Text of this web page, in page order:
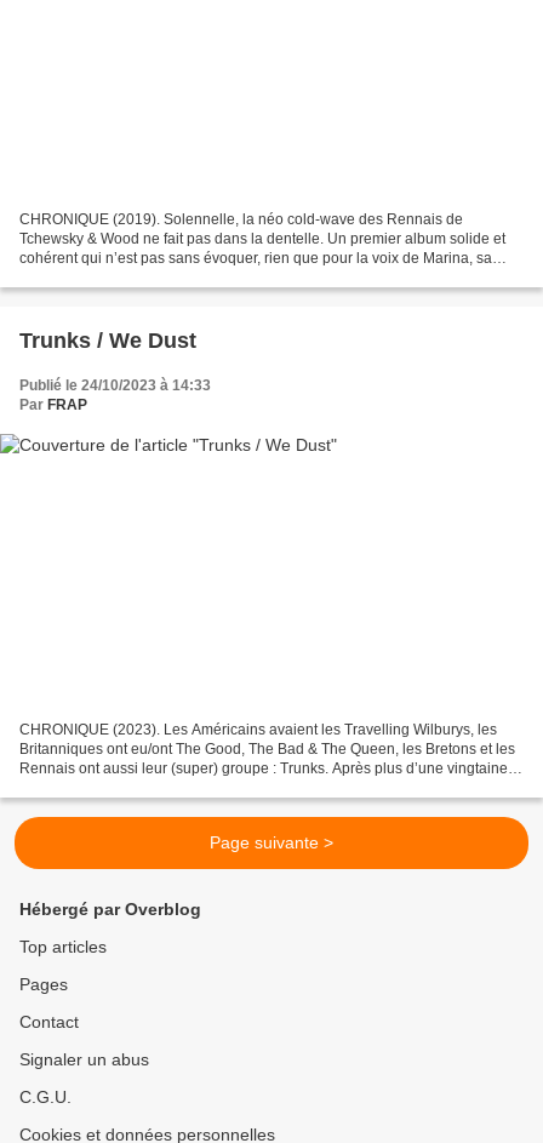
CHRONIQUE (2019). Solennelle, la néo cold-wave des Rennais de
Tchewsky & Wood ne fait pas dans la dentelle. Un premier album solide et
cohérent qui n’est pas sans évoquer, rien que pour la voix de Marina, sa
Trunks / We Dust
Publié le 24/10/2023 à 14:33
Par FRAP
CHRONIQUE (2023). Les Américains avaient les Travelling Wilburys, les
Britanniques ont eu/ont The Good, The Bad & The Queen, les Bretons et les
Rennais ont aussi leur (super) groupe : Trunks. Après plus d’une vingtaine
Page suivante >
Hébergé par Overblog
Top articles
Pages
Contact
Signaler un abus
C.G.U.
Cookies et données personnelles